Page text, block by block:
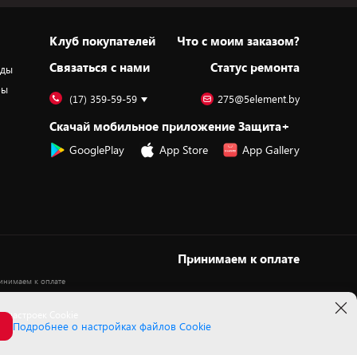
Клуб покупателей
Cвязаться с нами
Что с моим заказом?
Статус ремонта
(17) 359-59-59 275@5element.by
Скачай мобильное приложение Защита+
GooglePlay App Store App Gallery
Принимаем к оплате
Cookie
Подробнее о настройках файлов Cookie